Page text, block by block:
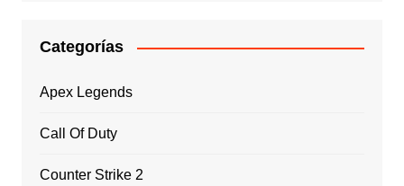
Categorías
Apex Legends
Call Of Duty
Counter Strike 2